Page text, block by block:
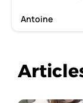
Antoine